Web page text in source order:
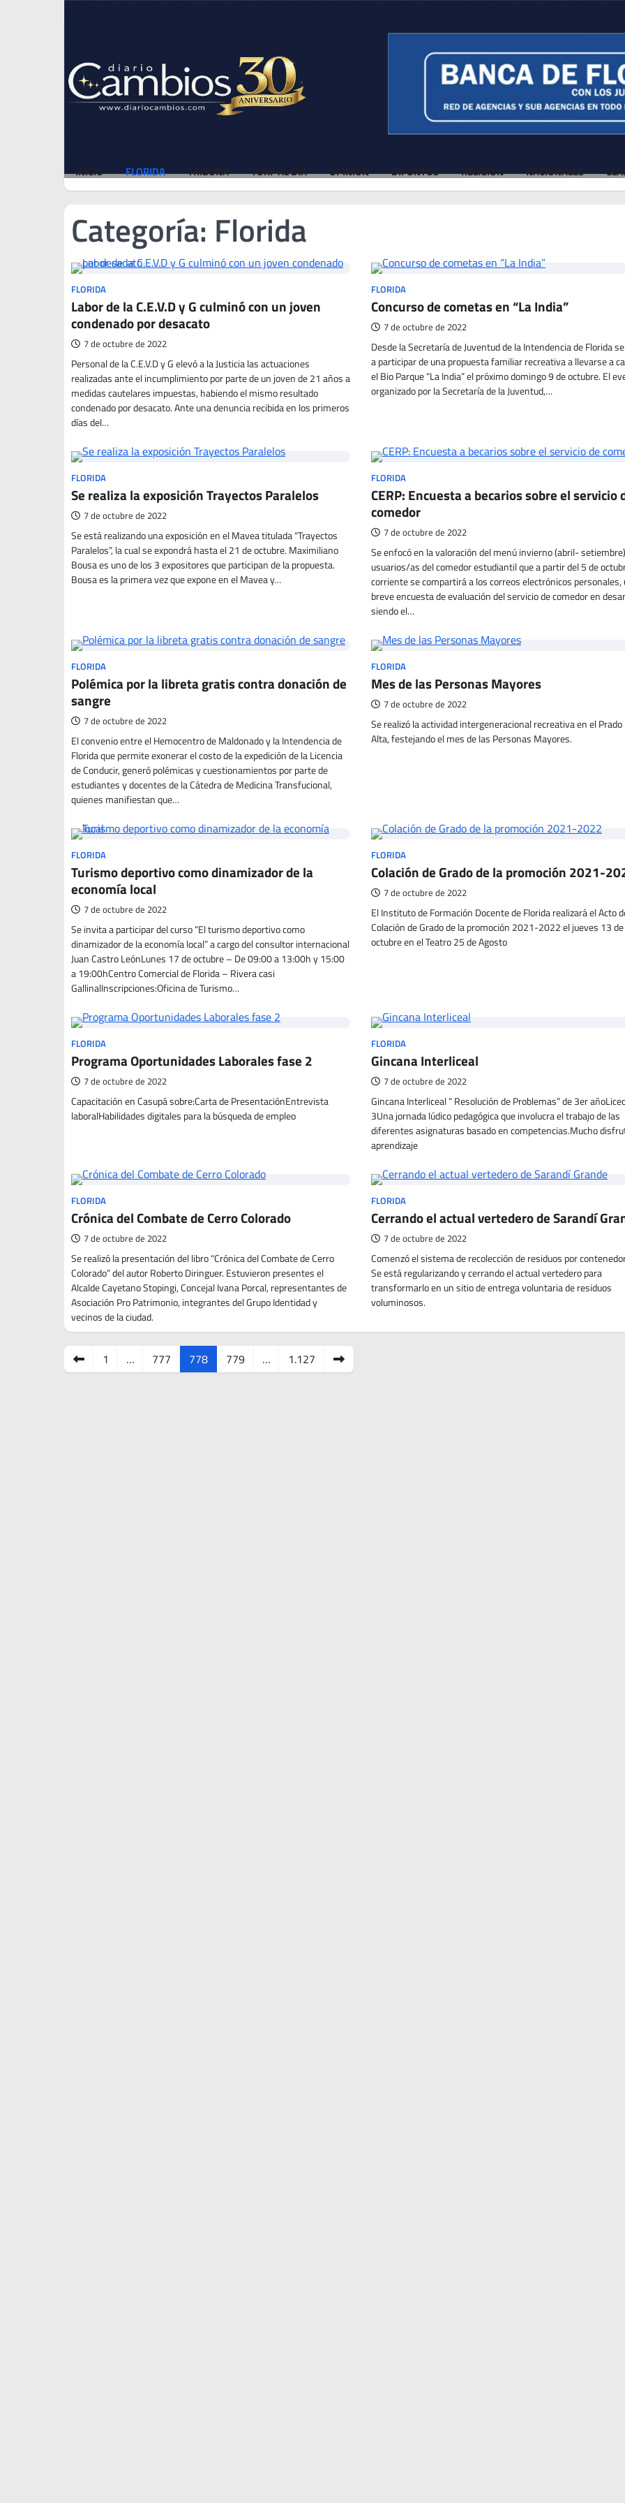
INICIO FLORIDA TRIBUNA TURF AL DÍA OPINIÓN DIFUNTOS RELIGIÓN NACIONALES
Categoría: Florida
FLORIDA
Labor de la C.E.V.D y G culminó con un joven
condenado por desacato
7 de octubre de 2022
Personal de la C.E.V.D y G elevó a la Justicia las actuaciones
realizadas ante el incumplimiento por parte de un joven de 21 años a
medidas cautelares impuestas, habiendo el mismo resultado
condenado por desacato. Ante una denuncia recibida en los primeros
días del…
FLORIDA
Concurso de cometas en “La India”
7 de octubre de 2022
Desde la Secretaría de Juventud de la Intendencia de Florida
a participar de una propuesta familiar recreativa a llevarse a
el Bio Parque “La India” el próximo domingo 9 de octubre. El
organizado por la Secretaría de la Juventud,…
FLORIDA
Se realiza la exposición Trayectos Paralelos
7 de octubre de 2022
Se está realizando una exposición en el Mavea titulada “Trayectos
Paralelos”, la cual se expondrá hasta el 21 de octubre. Maximiliano
Bousa es uno de los 3 expositores que participan de la propuesta.
Bousa es la primera vez que expone en el Mavea y…
FLORIDA
CERP: Encuesta a becarios sobre el servicio
comedor
7 de octubre de 2022
Se enfocó en la valoración del menú invierno (abril-
usuarios/as del comedor estudiantil que a partir del 5 de
corriente se compartirá a los correos electrónicos personales,
breve encuesta de evaluación del servicio de comedor en
siendo el…
FLORIDA
Polémica por la libreta gratis contra donación de
sangre
7 de octubre de 2022
El convenio entre el Hemocentro de Maldonado y la Intendencia de
Florida que permite exonerar el costo de la expedición de la Licencia
de Conducir, generó polémicas y cuestionamientos por parte de
estudiantes y docentes de la Cátedra de Medicina Transfucional,
quienes manifiestan que…
FLORIDA
Mes de las Personas Mayores
7 de octubre de 2022
Se realizó la actividad intergeneracional recreativa en el Prado
Alta, festejando el mes de las Personas Mayores.
FLORIDA
Turismo deportivo como dinamizador de la
economía local
7 de octubre de 2022
Se invita a participar del curso “El turismo deportivo como
dinamizador de la economía local” a cargo del consultor internacional
Juan Castro LeónLunes 17 de octubre – De 09:00 a 13:00h y 15:00
a 19:00hCentro Comercial de Florida – Rivera casi
GallinalInscripciones:Oficina de Turismo…
FLORIDA
Colación de Grado de la promoción 2021-
7 de octubre de 2022
El Instituto de Formación Docente de Florida realizará el Acto
Colación de Grado de la promoción 2021-2022 el jueves 13 de
octubre en el Teatro 25 de Agosto
FLORIDA
Programa Oportunidades Laborales fase 2
7 de octubre de 2022
Capacitación en Casupá sobre:Carta de PresentaciónEntrevista
laboralHabilidades digitales para la búsqueda de empleo
FLORIDA
Gincana Interliceal
7 de octubre de 2022
Gincana Interliceal “ Resolución de Problemas” de 3er
3Una jornada lúdico pedagógica que involucra el trabajo de las
diferentes asignaturas basado en competencias.Mucho
aprendizaje
FLORIDA
Crónica del Combate de Cerro Colorado
7 de octubre de 2022
Se realizó la presentación del libro “Crónica del Combate de Cerro
Colorado” del autor Roberto Diringuer. Estuvieron presentes el
Alcalde Cayetano Stopingi, Concejal Ivana Porcal, representantes de
Asociación Pro Patrimonio, integrantes del Grupo Identidad y
vecinos de la ciudad.
FLORIDA
Cerrando el actual vertedero de Sarandí
7 de octubre de 2022
Comenzó el sistema de recolección de residuos por
Se está regularizando y cerrando el actual vertedero para
transformarlo en un sitio de entrega voluntaria de residuos
voluminosos.
Paginación
de
1 … 777 778 779 … 1.127